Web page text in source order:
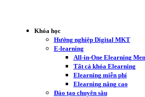
Khóa học
Hướng nghiệp Digital MKT
E-learning
All-in-One Elearning
Tất cả khóa Elearning
Elearning miễn phí
Elearning nâng cao
Đào tạo chuyên sâu